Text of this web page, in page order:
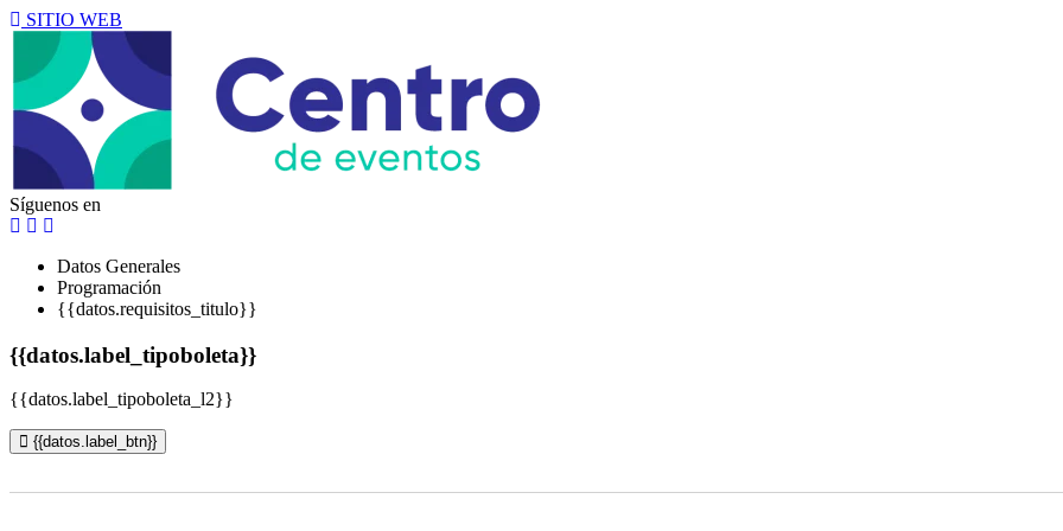
SITIO WEB
Síguenos en
Datos Generales
Programación
{{datos.requisitos_titulo}}
{{datos.label_tipoboleta}}
{{datos.label_tipoboleta_l2}}
{{datos.label_btn}}